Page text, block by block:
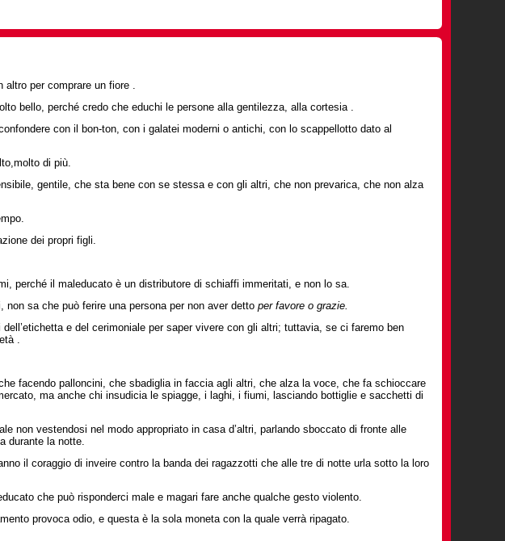
altro per comprare un fiore .
bello, perché credo che educhi le persone alla gentilezza, alla cortesia .
con il bon-ton, con i galatei moderni o antichi, con lo scappellotto dato al
di più.
gentile, che sta bene con se stessa e con gli altri, che non prevarica, che non alza
dei propri figli.
perché il maleducato è un distributore di schiaffi immeritati, e non lo sa.
non sache può ferire una persona per non aver dettoper favore o grazie.
e del cerimoniale per saper vivere con gli altri; tuttavia, se ci faremo ben
.
facendo palloncini, che sbadiglia in faccia agli altri, che alza la voce, che fa schioccare
ma anche chi insudicia le spiagge, i laghi, i fiumi, lasciando bottiglie e sacchetti di
non vestendosi nel modo appropriato in casa d’altri, parlando sboccato di fronte alle
durante la notte.
il coraggio di inveire contro la banda dei ragazzotti che alle tre di notte urla sotto la loro
che può risponderci male e magari fare anche qualche gesto violento.
provoca odio, e questa è la sola moneta con la quale verrà ripagato.